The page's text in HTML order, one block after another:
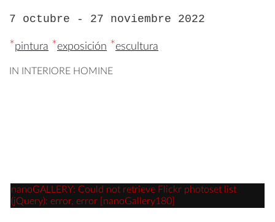
7 octubre - 27 noviembre 2022
*pintura *exposición *escultura
IN INTERIORE HOMINE
nanoGALLERY: Could not retrieve Flickr photoset list
(jQuery): error, error [nanoGallery180]